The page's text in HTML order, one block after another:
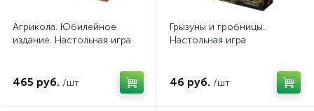
Агрикола. Юбилейное
издание. Настольная игра
465 руб. /шт
Грызуны и гробницы.
Настольная игра
46 руб. /шт